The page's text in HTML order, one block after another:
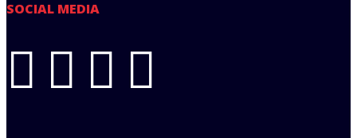
SOCIAL MEDIA